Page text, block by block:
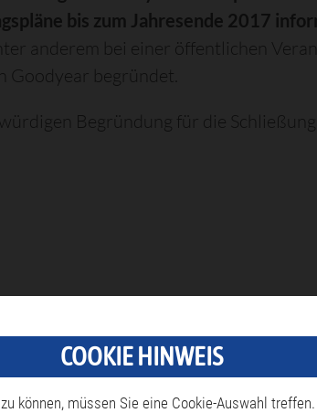
bis zum Jahresende 2017
anderem bei einer öffentlichen
Goodyear begründet.
Begründung für die
Optimismus und
alles herrschte vor. Recht
COOKIE HINWEIS
können, müssen Sie eine Cookie-Auswahl treffen.